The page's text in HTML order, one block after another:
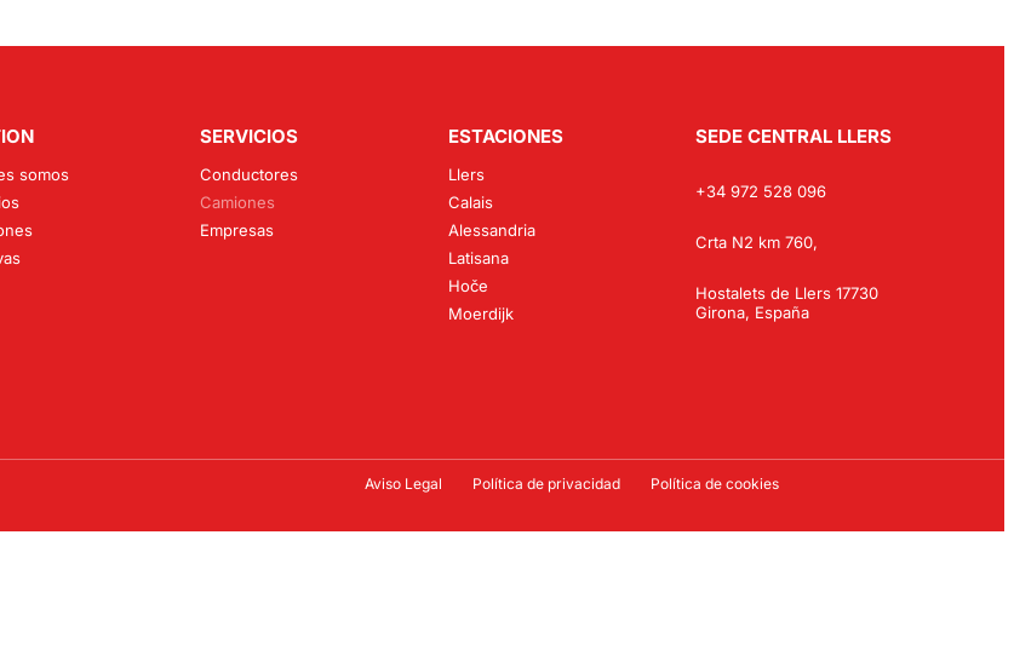
somos
SERVICIOS
Conductores
Camiones
Empresas
ESTACIONES
Llers
Calais
Alessandria
Latisana
Hoče
Moerdijk
SEDE CENTRAL LLERS
+34 972 528 096
Crta N2 km 760,
Hostalets de Llers 17730
Girona, España
Aviso Legal Política de privacidad Política de cookies